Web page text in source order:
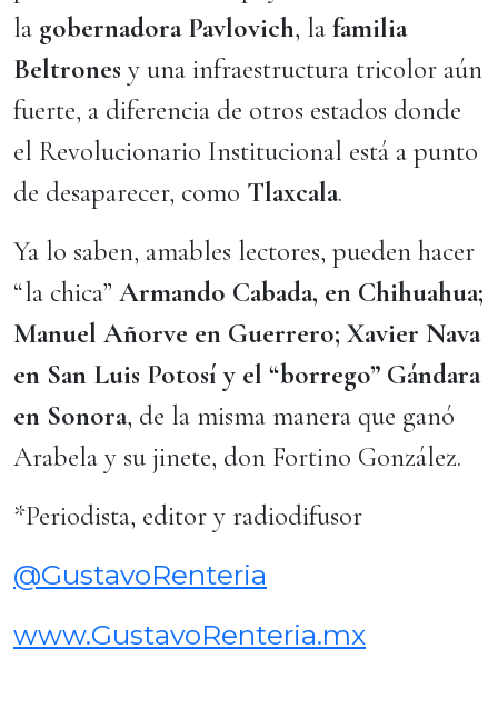
la gobernadora Pavlovich, la familia
Beltrones y una infraestructura tricolor aún
fuerte, a diferencia de otros estados donde
el Revolucionario Institucional está a punto
de desaparecer, como Tlaxcala.
Ya lo saben, amables lectores, pueden hacer
“la chica” Armando Cabada, en Chihuahua;
Manuel Añorve en Guerrero; Xavier Nava
en San Luis Potosí y el “borrego” Gándara
en Sonora, de la misma manera que ganó
Arabela y su jinete, don Fortino González.
*Periodista, editor y radiodifusor
@GustavoRenteria
www.GustavoRenteria.mx